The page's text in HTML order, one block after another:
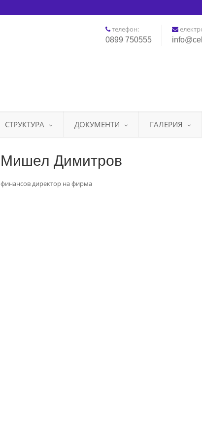
телефон:
0899 750555
СТРУКТУРА ДОКУМЕНТИ ГАЛЕРИЯ
Мишел Димитров
финансов директор на фирма